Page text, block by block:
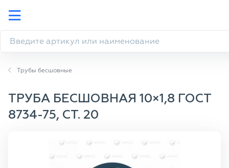
Трубы бесшовные
ТРУБА БЕСШОВНАЯ 10×1,8 ГОСТ
8734-75, СТ. 20